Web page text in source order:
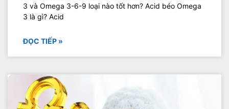
3 và Omega 3-6-9 loại nào tốt hơn? Acid béo Omega
3 là gì? Acid
ĐỌC TIẾP »